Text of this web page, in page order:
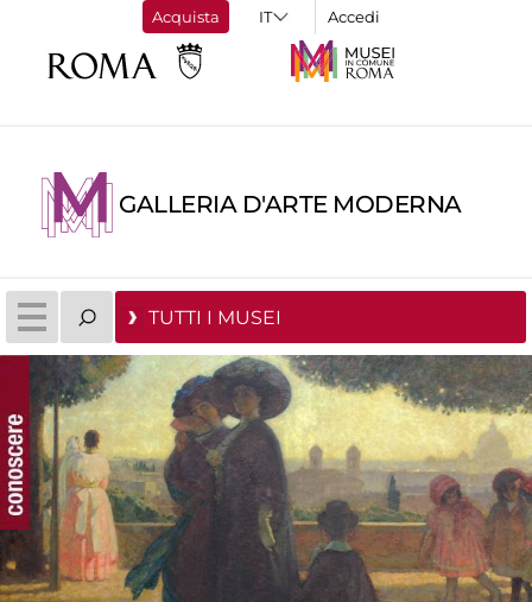
Acquista Accedi
GALLERIA D'ARTE MODERNA
TUTTI I MUSEI